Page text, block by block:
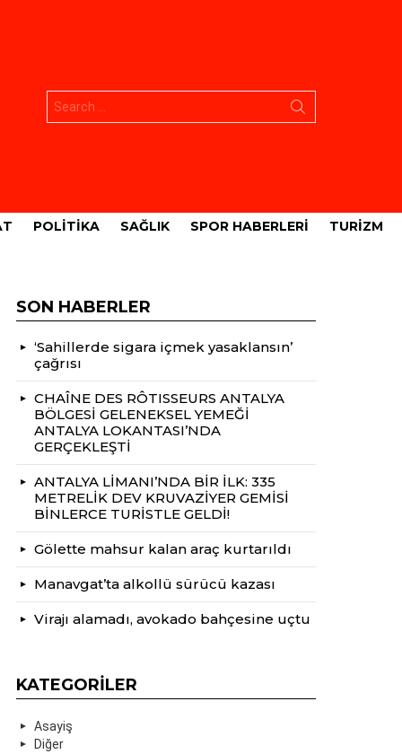
POLITIKA SAĞLIK SPOR HABERLERI TURIZM
SON HABERLER
‘Sahillerde sigara içmek yasaklansın’
çağrısı
CHAÎNE DES RÔTISSEURS ANTALYA
BÖLGESİ GELENEKSEL YEMEĞİ
ANTALYA LOKANTASI’NDA
GERÇEKLEŞTİ
ANTALYA LİMANI’NDA BİR İLK: 335
METRELİK DEV KRUVAZİYER GEMİSİ
BİNLERCE TURİSTLE GELDİ!
Gölette mahsur kalan araç kurtarıldı
Manavgat’ta alkollü sürücü kazası
Virajı alamadı, avokado bahçesine uçtu
KATEGORILER
Asayiş
Diğer